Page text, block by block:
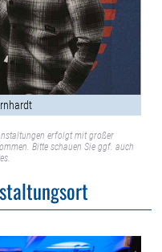
erfolgt mit großer
Bitte schauen Sie ggf. auch